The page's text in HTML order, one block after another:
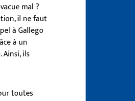
mal ?
il ne faut
à Gallego
à un
ils
toutes